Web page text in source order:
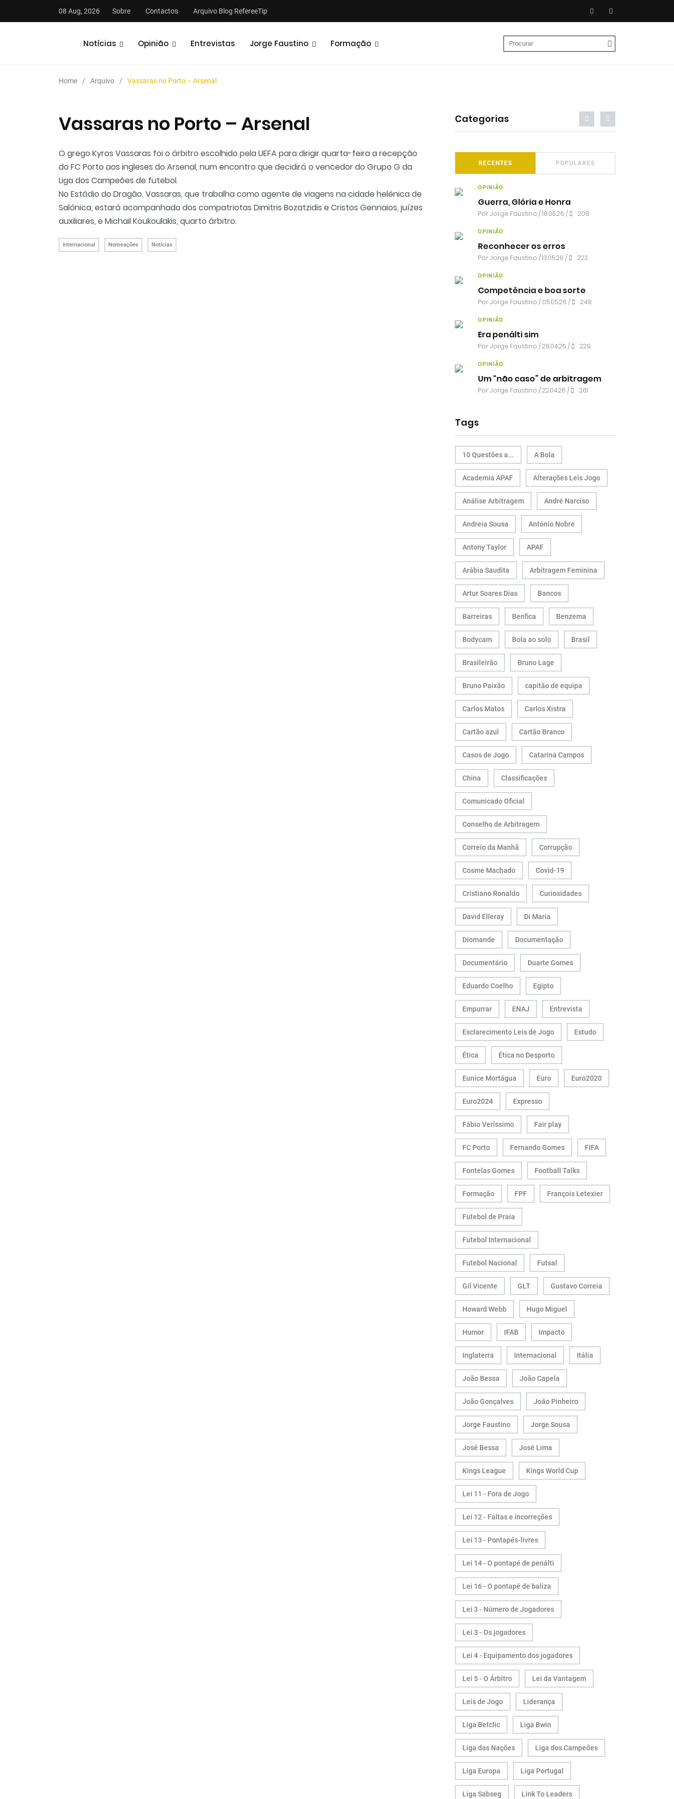
08 Aug, 2026 Sobre Contactos Arquivo Blog RefereeTip
Notícias Opinião Entrevistas Jorge Faustino Formação
Home Arquivo Vassaras no Porto – Arsenal
Vassaras no Porto – Arsenal
O grego Kyros Vassaras foi o árbitro escolhido pela UEFA para dirigir quarta-feira a recepção
do FC Porto aos ingleses do Arsenal, num encontro que decidirá o vencedor do Grupo G da
Liga dos Campeões de futebol.
No Estádio do Dragão, Vassaras, que trabalha como agente de viagens na cidade helénica de
Salónica, estará acompanhado dos compatriotas Dimitris Bozatzidis e Cristos Gennaios, juízes
auxiliares, e Michail Koukoulakis, quarto árbitro.
Internacional Nomeações Notícias
Categorias
RECENTES POPULARES
OPINIÃO
Guerra, Glória e Honra
PorJorge Faustino / 18.05.26 / 208
OPINIÃO
Reconhecer os erros
PorJorge Faustino / 13.05.26 / 223
OPINIÃO
Competência e boa sorte
PorJorge Faustino / 05.05.26 / 248
OPINIÃO
Era penálti sim
PorJorge Faustino / 28.04.26 / 229
OPINIÃO
Um “não caso” de arbitragem
PorJorge Faustino / 22.04.26 / 261
Tags
10 Questões a... A Bola
Academia APAF Alterações Leis Jogo
Análise Arbitragem André Narciso
Andreia Sousa António Nobre
Antony Taylor APAF
Arábia Saudita Arbitragem Feminina
Artur Soares Dias Bancos
Barreiras Benfica Benzema
Bodycam Bola ao solo Brasil
Brasileirão Bruno Lage
Bruno Paixão capitão de equipa
Carlos Matos Carlos Xistra
Cartão azul Cartão Branco
Casos de Jogo Catarina Campos
China Classificações
Comunicado Oficial
Conselho de Arbitragem
Correio da Manhã Corrupção
Cosme Machado Covid-19
Cristiano Ronaldo Curiosidades
David Elleray Di Maria
Diomande Documentação
Documentário Duarte Gomes
Eduardo Coelho Egipto
Empurrar ENAJ Entrevista
Esclarecimento Leis de Jogo Estudo
Ética Ética no Desporto
Eunice Mortágua Euro Euro2020
Euro2024 Expresso
Fábio Veríssimo Fair play
FC Porto Fernando Gomes FIFA
Fontelas Gomes Football Talks
Formação FPF François Letexier
Futebol de Praia
Futebol Internacional
Futebol Nacional Futsal
Gil Vicente GLT Gustavo Correia
Howard Webb Hugo Miguel
Humor IFAB Impacto
Inglaterra Internacional Itália
João Bessa João Capela
João Gonçalves João Pinheiro
Jorge Faustino Jorge Sousa
José Bessa José Lima
Kings League Kings World Cup
Lei 11 - Fora de Jogo
Lei 12 - Faltas e incorreções
Lei 13 - Pontapés-livres
Lei 14 - O pontapé de penálti
Lei 16 - O pontapé de baliza
Lei 3 - Número de Jogadores
Lei 3 - Os jogadores
Lei 4 - Equipamento dos jogadores
Lei 5 - O Árbitro Lei da Vantagem
Leis de Jogo Liderança
Liga Betclic Liga Bwin
Liga das Nações Liga dos Campeões
Liga Europa Liga Portugal
Liga Sabseg Link To Leaders